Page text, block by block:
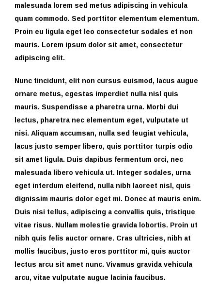
malesuada lorem sed metus adipiscing in vehicula
quam commodo. Sed porttitor elementum elementum.
Proin eu ligula eget leo consectetur sodales et non
mauris. Lorem ipsum dolor sit amet, consectetur
adipiscing elit.
Nunc tincidunt, elit non cursus euismod, lacus augue
ornare metus, egestas imperdiet nulla nisl quis
mauris. Suspendisse a pharetra urna. Morbi dui
lectus, pharetra nec elementum eget, vulputate ut
nisi. Aliquam accumsan, nulla sed feugiat vehicula,
lacus justo semper libero, quis porttitor turpis odio
sit amet ligula. Duis dapibus fermentum orci, nec
malesuada libero vehicula ut. Integer sodales, urna
eget interdum eleifend, nulla nibh laoreet nisl, quis
dignissim mauris dolor eget mi. Donec at mauris enim.
Duis nisi tellus, adipiscing a convallis quis, tristique
vitae risus. Nullam molestie gravida lobortis. Proin ut
nibh quis felis auctor ornare. Cras ultricies, nibh at
mollis faucibus, justo eros porttitor mi, quis auctor
lectus arcu sit amet nunc. Vivamus gravida vehicula
arcu, vitae vulputate augue lacinia faucibus.